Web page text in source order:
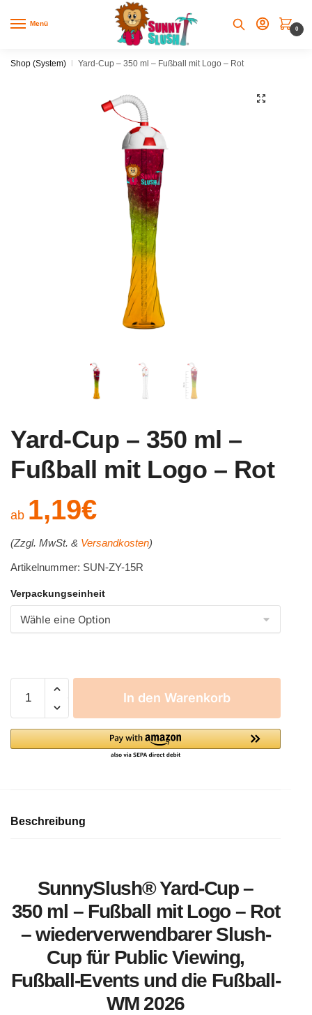
Menü
0
Shop (System) | Yard-Cup – 350 ml – Fußball mit Logo – Rot
🔍
Yard-Cup – 350 ml –
Fußball mit Logo – Rot
ab 1,19€
(Zzgl. MwSt. & Versandkosten)
Artikelnummer: SUN-ZY-15R
Verpackungseinheit
In den Warenkorb
Beschreibung
SunnySlush® Yard-Cup –
350 ml – Fußball mit Logo – Rot
– wiederverwendbarer Slush-
Cup für Public Viewing,
Fußball-Events und die Fußball-
WM 2026